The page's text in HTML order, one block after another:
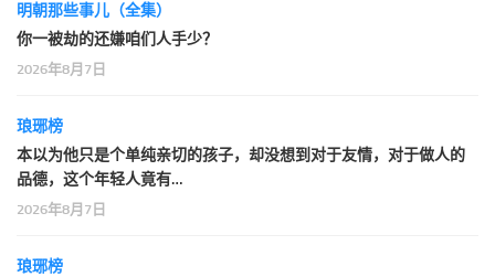
明朝那些事儿（全集）
你一被劫的还嫌咱们人手少？
2026年8月7日
琅琊榜
本以为他只是个单纯亲切的孩子，却没想到对于友情，对于做人的
品德，这个年轻人竟有…
2026年8月7日
琅琊榜